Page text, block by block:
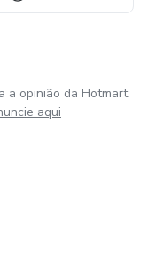
a opinião da Hotmart.
aqui